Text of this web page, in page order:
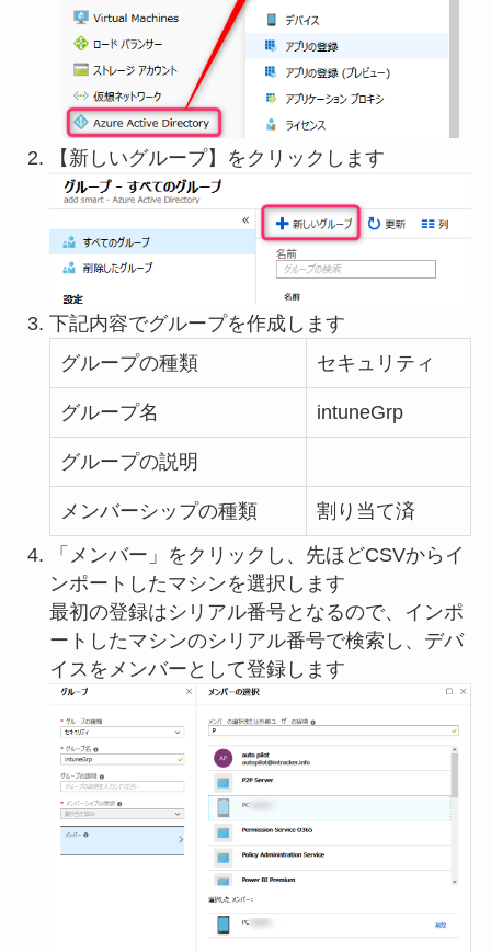
【新しいグループ】をクリックします
下記内容でグループを作成します
グループの種類
セキュリティ
グループ名 intuneGrp
グループの説明
メンバーシップの種類 割り当て済
「メンバー」をクリックし、先ほどCSVからイ
ンポートしたマシンを選択します
最初の登録はシリアル番号となるので、インポ
ートしたマシンのシリアル番号で検索し、デバ
イスをメンバーとして登録します